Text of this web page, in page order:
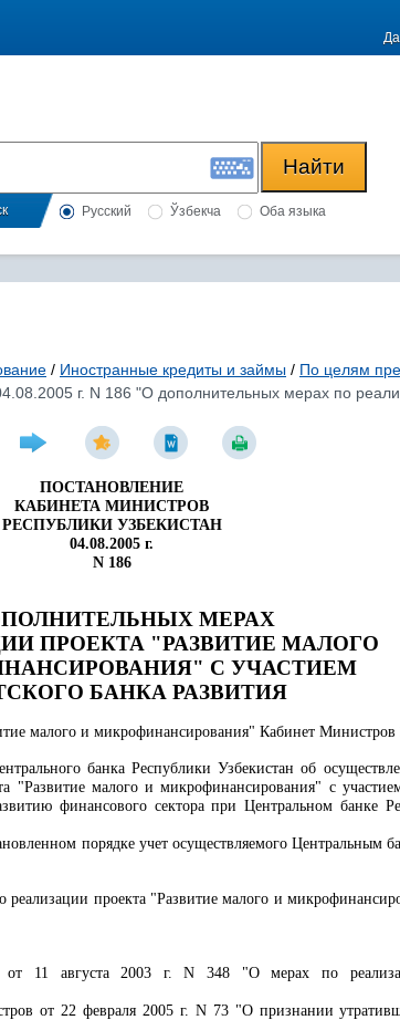
Русский Ўзбекча Оба языка
/ Иностранные кредиты и займы / По целям
г. N 186 "О дополнительных мерах по
ПОСТАНОВЛЕНИЕ
КАБИНЕТА МИНИСТРОВ
РЕСПУБЛИКИ УЗБЕКИСТАН
04.08.2005 г.
N 186
МЕРАХ
ПРОЕКТА "РАЗВИТИЕ МАЛОГО
С УЧАСТИЕМ
БАНКА РАЗВИТИЯ
малого и микрофинансирования" Кабинет Министров
банка Республики Узбекистан об
"Развитие малого и микрофинансирования" с
финансового сектора при Центральном банке
порядке учет осуществляемого Центральным
проекта "Развитие малого и
от 11 августа 2003 г. N 348 "О мерах по
от 22 февраля 2005 г. N 73 "О признании